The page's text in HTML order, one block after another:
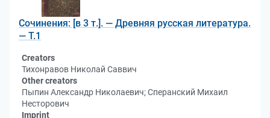
Сочинения: [в 3 т.]. — Древняя русская литература.
— Т.1
Creators
Тихонравов Николай Саввич
Other creators
Пыпин Александр Николаевич; Сперанский Михаил
Несторович
Imprint